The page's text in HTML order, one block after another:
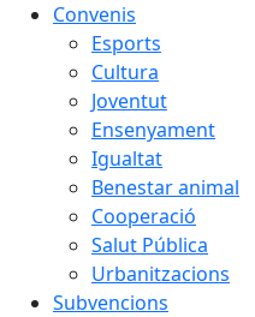
Convenis
Esports
Cultura
Joventut
Ensenyament
Igualtat
Benestar animal
Cooperació
Salut Pública
Urbanitzacions
Subvencions